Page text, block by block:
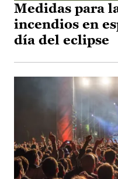
Medidas para
incendios en
día del eclipse